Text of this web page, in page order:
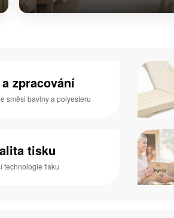
zpracování
směsi bavlny a polyesteru
tisku
technologie tisku